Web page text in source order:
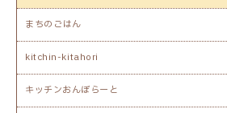
まちのごはん
kitchin-kitahori
キッチンおんぼらーと